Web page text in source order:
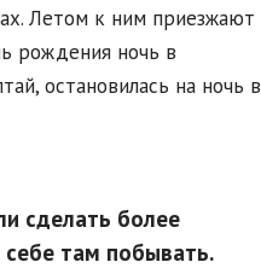
Летом к ним приезжают
рождения ночь в
остановилась на ночь в
сделать более
там побывать.